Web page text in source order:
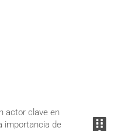
actor clave en
importancia de